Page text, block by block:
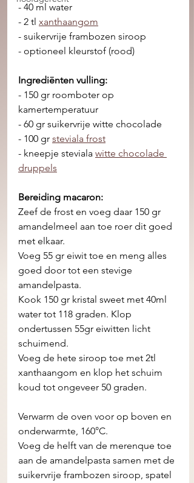
- 40 ml water
- 2 tl xanthaangom
- suikervrije frambozen siroop
- optioneel kleurstof (rood)
Ingrediënten vulling:
- 150 gr roomboter op
kamertemperatuur
- 60 gr suikervrije witte chocolade
- 100 gr steviala frost
- kneepje steviala witte chocolade
druppels
Bereiding macaron:
Zeef de frost en voeg daar 150 gr
amandelmeel aan toe roer dit goed
met elkaar.
Voeg 55 gr eiwit toe en meng alles
goed door tot een stevige
amandelpasta.
Kook 150 gr kristal sweet met 40ml
water tot 118 graden. Klop
ondertussen 55gr eiwitten licht
schuimend.
Voeg de hete siroop toe met 2tl
xanthaangom en klop het schuim
koud tot ongeveer 50 graden.
Verwarm de oven voor op boven en
onderwarmte, 160°C.
Voeg de helft van de merenque toe
aan de amandelpasta samen met de
suikervrije frambozen siroop, spatel